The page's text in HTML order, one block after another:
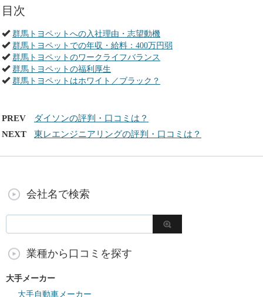
目次
群馬トヨペットへの入社理由・志望動機
群馬トヨペットでの年収・給料：400万円弱
群馬トヨペットのワークライフバランス
群馬トヨペットの福利厚生
群馬トヨペットはホワイト／ブラック？
PREV
ダイソンの評判・口コミは？
NEXT
東レエンジニアリングの評判・口コミは？
会社名で検索
業種から口コミを探す
大手メーカー
大手自動車メーカー